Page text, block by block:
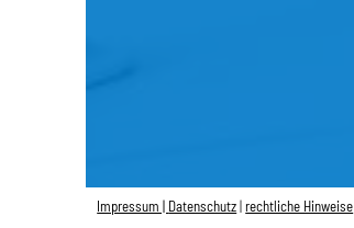
Impressum | Datenschutz|rechtliche Hinweise